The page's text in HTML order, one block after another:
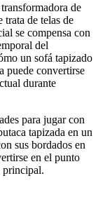
de
trata de telas de
se compensa con
del
un sofá tapizado
puede convertirse
durante
para jugar con
tapizada en un
sus bordados en
en el punto
principal.